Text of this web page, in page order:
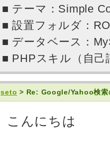
■ テーマ：Simple
■ 設置フォルダ：
■ データベース：
■ PHPスキル（自己
seto > Re: Google/Yahoo検
こんにちは